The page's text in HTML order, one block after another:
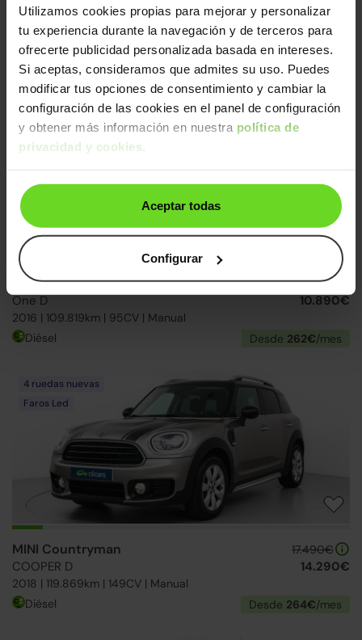
Utilizamos cookies propias para mejorar y personalizar
tu experiencia durante la navegación y de terceros para
ofrecerte publicidad personalizada basada en intereses.
Si aceptas, consideramos que admites su uso. Puedes
modificar tus opciones de consentimiento y cambiar la
configuración de las cookies en el panel de configuración
y obtener más información en nuestra política de
privacidad y cookies.
Aceptar todas
Configurar
MINI Countryman
ONE D
2016 | 99.695km | 90CV | Manual
15.990€
11.890€
Diésel Desde 283€/mes
MINI Mini
One D
2016 | 109.819km | 95CV | Manual
13.490€
10.890€
Diésel Desde 262€/mes
4 ruedas nuevas
Faros Led
MINI Countryman
COOPER D
2018 | 119.869km | 149CV | Manual
17.490€
14.290€
Diésel Desde 264€/mes